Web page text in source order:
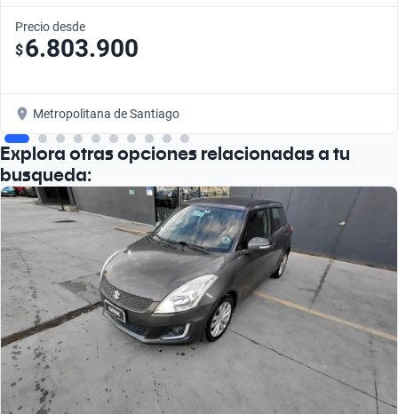
Precio desde
$6.803.900
Metropolitana de Santiago
Explora otras opciones relacionadas a tu
busqueda: